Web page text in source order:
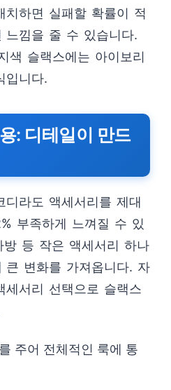
치하면 실패할 확률이 적
느낌을 줄 수 있습니다.
색 슬랙스에는 아이보리
입니다.
: 디테일이 만드
디라도 액세서리를 제대
부족하게 느껴질 수 있
등 작은 액세서리 하나
큰 변화를 가져옵니다. 자
세서리 선택으로 슬랙스
주어 전체적인 룩에 통